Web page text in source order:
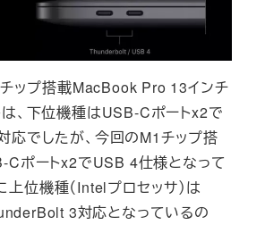
ップ搭載MacBook Pro 13インチ
、下位機種はUSB-Cポートx2で
でしたが、今回のM1チップ搭
Cポートx2でUSB 4仕様となって
上位機種（Intelプロセッサ）は
3対応となっているの